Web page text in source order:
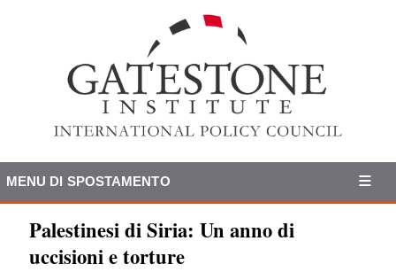
MENU DI SPOSTAMENTO
Palestinesi di Siria: Un anno di
uccisioni e torture